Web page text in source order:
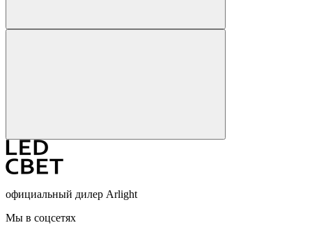
официальный дилер Arlight
Мы в соцсетях